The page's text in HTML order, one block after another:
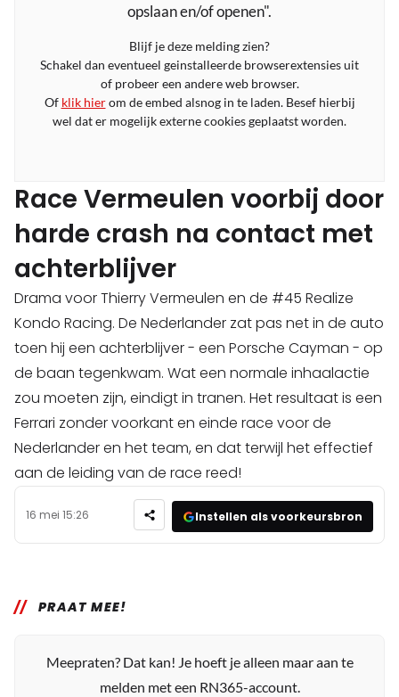
opslaan en/of openen".
Blijf je deze melding zien?
Schakel dan eventueel geinstalleerde browserextensies uit
of probeer een andere web browser.
Of klik hierom de embed alsnog in te laden. Besef hierbij
wel dat er mogelijk externe cookies geplaatst worden.
Race Vermeulen voorbij door
harde crash na contact met
achterblijver
Drama voor Thierry Vermeulen en de #45 Realize
Kondo Racing. De Nederlander zat pas net in de auto
toen hij een achterblijver - een Porsche Cayman - op
de baan tegenkwam. Wat een normale inhaalactie
zou moeten zijn, eindigt in tranen. Het resultaat is een
Ferrari zonder voorkant en einde race voor de
Nederlander en het team, en dat terwijl het effectief
aan de leiding van de race reed!
16 mei 15:26 Instellen als voorkeursbron
PRAAT MEE!
Meepraten? Dat kan! Je hoeft je alleen maar aan te
melden met een RN365-account.